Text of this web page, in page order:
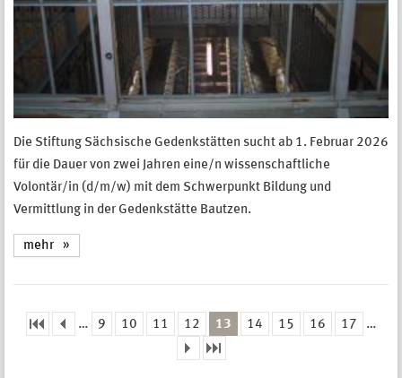
Die Stiftung Sächsische Gedenkstätten sucht ab 1. Februar 2026
für die Dauer von zwei Jahren eine/n wissenschaftliche
Volontär/in (d/m/w) mit dem Schwerpunkt Bildung und
Vermittlung in der Gedenkstätte Bautzen.
mehr
… 9 10 11 12 13 14 15 16 17 …